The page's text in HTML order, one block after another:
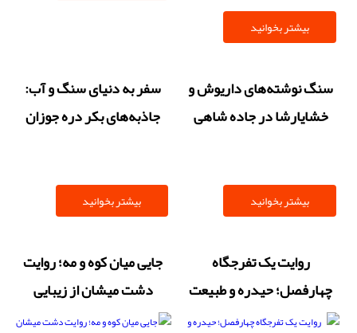
بیشتر بخوانید
سنگ‌ نوشته‌های داریوش و
خشایارشا در جاده شاهی
بیشتر بخوانید
سفر به دنیای سنگ و آب:
جاذبه‌های بکر دره جوزان
بیشتر بخوانید
روایت یک تفرجگاه
چهارفصل؛ حیدره و طبیعت
مهربان الوند
جایی میان کوه و مه؛ روایت
دشت میشان از زیبایی
بی‌پایان الوند